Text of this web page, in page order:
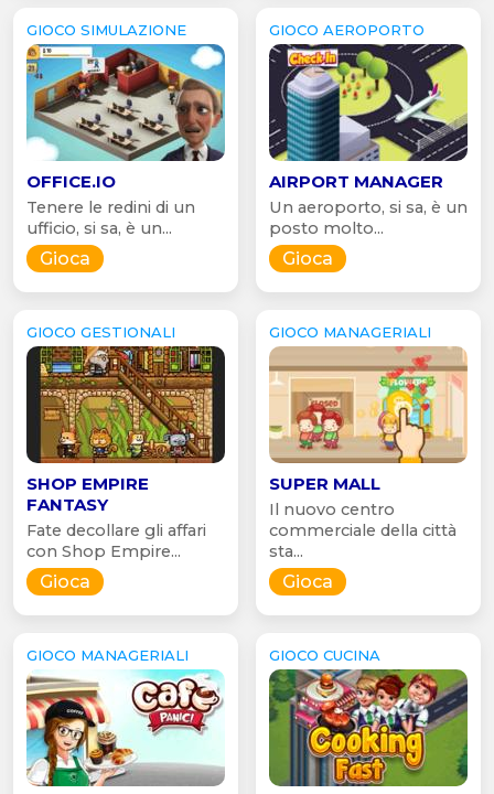
GIOCO SIMULAZIONE
OFFICE.IO
Tenere le redini di un
ufficio, si sa, è un...
Gioca
GIOCO AEROPORTO
AIRPORT MANAGER
Un aeroporto, si sa, è un
posto molto...
Gioca
GIOCO GESTIONALI
SHOP EMPIRE
FANTASY
Fate decollare gli affari
con Shop Empire...
Gioca
GIOCO MANAGERIALI
SUPER MALL
Il nuovo centro
commerciale della città
sta...
Gioca
GIOCO MANAGERIALI GIOCO CUCINA